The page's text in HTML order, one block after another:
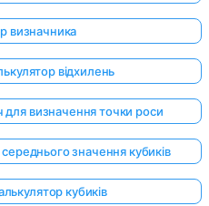
визначника
відхилень
визначення точки роси
значення кубиків
кубиків